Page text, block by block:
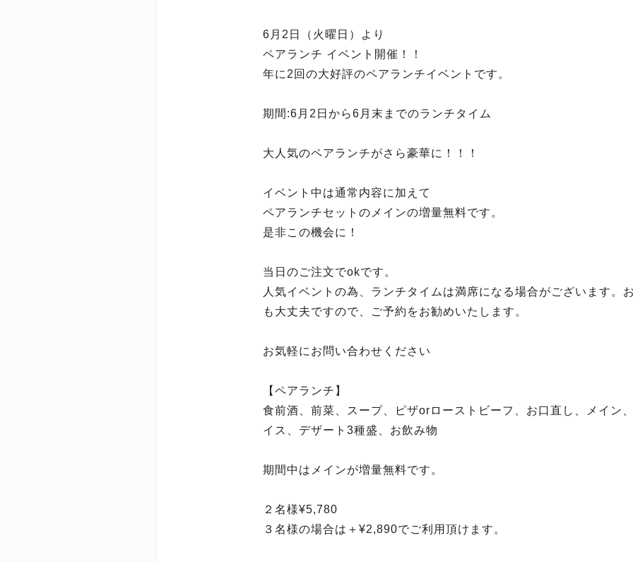
6月2日（火曜日）より
ペアランチ イベント開催！！
年に2回の大好評のペアランチイベントです。
期間:6月2日から6月末までのランチタイム
大人気のペアランチがさら豪華に！！！
イベント中は通常内容に加えて
ペアランチセットのメインの増量無料です。
是非この機会に！
当日のご注文でokです。
人気イベントの為、ランチタイムは満席になる場合がございます。
も大丈夫ですので、ご予約をお勧めいたします。
お気軽にお問い合わせください
【ペアランチ】
食前酒、前菜、スープ、ピザorローストビーフ、お口直し、メイン
イス、デザート3種盛、お飲み物
期間中はメインが増量無料です。
２名様¥5,780
３名様の場合は＋¥2,890でご利用頂けます。